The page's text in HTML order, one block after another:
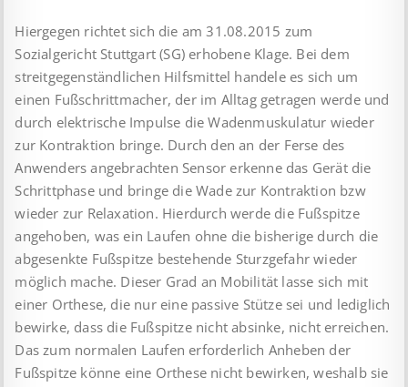
Hiergegen richtet sich die am 31.08.2015 zum
Sozialgericht Stuttgart (SG) erhobene Klage. Bei dem
streitgegenständlichen Hilfsmittel handele es sich um
einen Fußschrittmacher, der im Alltag getragen werde und
durch elektrische Impulse die Wadenmuskulatur wieder
zur Kontraktion bringe. Durch den an der Ferse des
Anwenders angebrachten Sensor erkenne das Gerät die
Schrittphase und bringe die Wade zur Kontraktion bzw
wieder zur Relaxation. Hierdurch werde die Fußspitze
angehoben, was ein Laufen ohne die bisherige durch die
abgesenkte Fußspitze bestehende Sturzgefahr wieder
möglich mache. Dieser Grad an Mobilität lasse sich mit
einer Orthese, die nur eine passive Stütze sei und lediglich
bewirke, dass die Fußspitze nicht absinke, nicht erreichen.
Das zum normalen Laufen erforderlich Anheben der
Fußspitze könne eine Orthese nicht bewirken, weshalb sie